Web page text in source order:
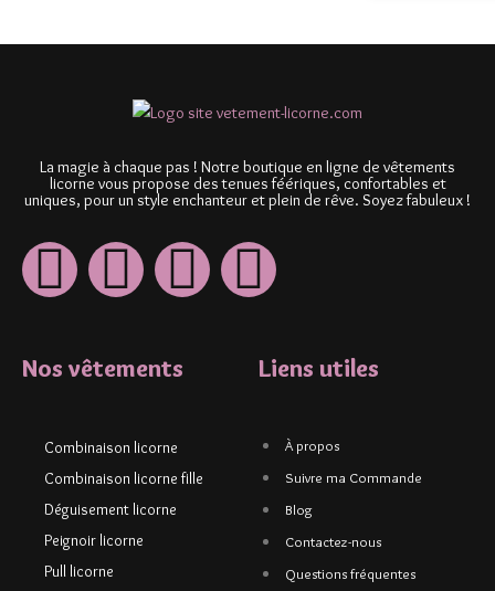
La magie à chaque pas ! Notre boutique en ligne de vêtements
licorne vous propose des tenues féériques, confortables et
uniques, pour un style enchanteur et plein de rêve. Soyez fabuleux !
Nos vêtements
Combinaison licorne
Combinaison licorne fille
Déguisement licorne
Peignoir licorne
Pull licorne
Liens utiles
À propos
Suivre ma Commande
Blog
Contactez-nous
Questions fréquentes